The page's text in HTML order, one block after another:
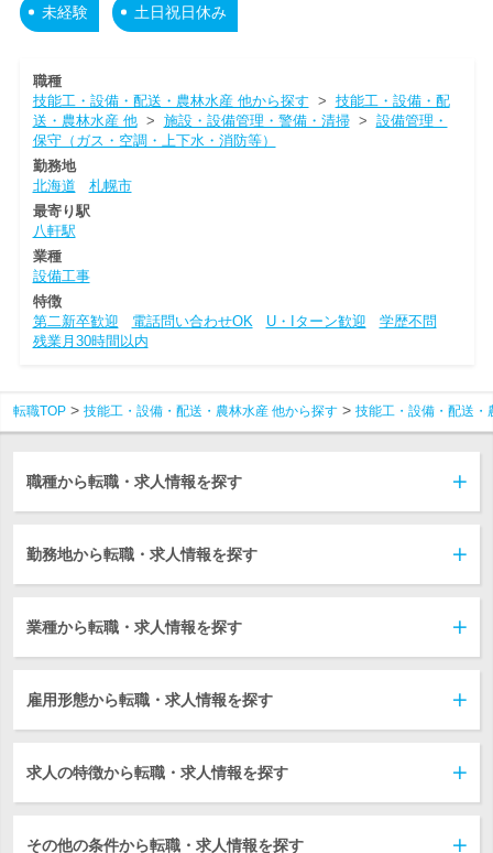
未経験 土日祝日休み
職種
技能工・設備・配送・農林水産 他から探す > 技能工・設備・配
送・農林水産 他> 施設・設備管理・警備・清掃> 設備管理・
保守（ガス・空調・上下水・消防等）
勤務地
北海道
札幌市
最寄り駅
八軒駅
業種
設備工事
特徴
第二新卒歓迎
電話問い合わせOK U・Iターン歓迎
学歴不問
残業月30時間以内
転職TOP 技能工・設備・配送・農林水産 他から探す 技能工・設備・配送・
職種から転職・求人情報を探す
勤務地から転職・求人情報を探す
業種から転職・求人情報を探す
雇用形態から転職・求人情報を探す
求人の特徴から転職・求人情報を探す
その他の条件から転職・求人情報を探す